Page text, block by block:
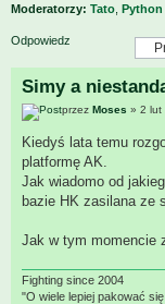
Moderatorzy: Tato Python
Odpowiedz
Simy a
przez Moses » 2 lut
Kiedyś lata temu
platformę AK.
Jak wiadomo od
bazie HK zasilana ze
Jak w tym momencie
Fighting since 2004
"O wiele lepiej pakować